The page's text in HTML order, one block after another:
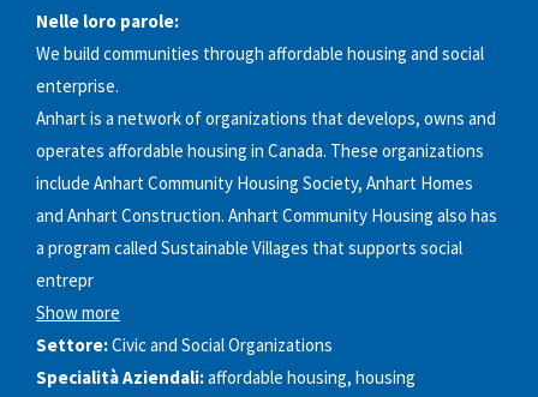
Nelle loro parole:
We build communities through affordable housing and social
enterprise.
Anhart is a network of organizations that develops, owns and
operates affordable housing in Canada. These organizations
include Anhart Community Housing Society, Anhart Homes
and Anhart Construction. Anhart Community Housing also has
a program called Sustainable Villages that supports social
entrepr
Show more
Settore:Civic and Social Organizations
Specialità Aziendali:affordable housing, housing